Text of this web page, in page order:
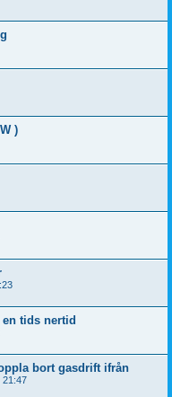
)
tids nertid
bort gasdrift ifrån
21:47